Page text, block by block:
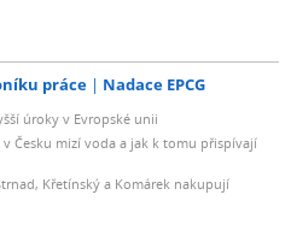
práce Nadace EPCG
úroky v Evropské unii
Česku mizí voda a jak k tomu přispívají
Křetínský a Komárek nakupují